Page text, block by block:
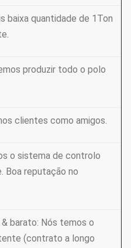
baixa quantidade de 1Ton
produzir todo o polo
clientes como amigos.
o sistema de controlo
Boa reputação no
barato: Nós temos o
(contrato a longo